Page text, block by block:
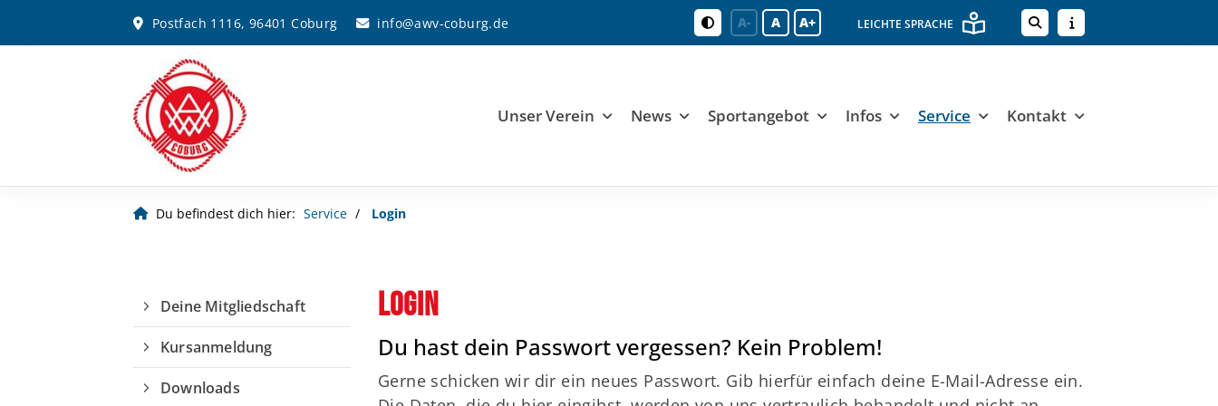
Postfach 1116, 96401 Coburg info@awv-coburg.de A- A A+ LEICHTE SPRACHE
Unser Verein News Sportangebot Infos Service Kontakt
Du befindest dich hier: Service Login
Login
Du hast dein Passwort vergessen? Kein Problem!
Gerne schicken wir dir ein neues Passwort. Gib hierfür einfach deine E-Mail-Adresse ein.
Deine Mitgliedschaft
Kursanmeldung
Downloads